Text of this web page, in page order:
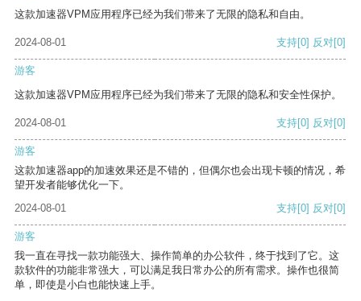
这款加速器VPM应用程序已经为我们带来了无限的隐私和自由。
2024-08-01 支持[0] 反对[0]
游客
这款加速器VPM应用程序已经为我们带来了无限的隐私和安全性保护。
2024-08-01 支持[0] 反对[0]
游客
这款加速器app的加速效果还是不错的，但偶尔也会出现卡顿的情况，希
望开发者能够优化一下。
2024-08-01
支持[0] 反对[0]
游客
我一直在寻找一款功能强大、操作简单的办公软件，终于找到了它。这
款软件的功能非常强大，可以满足我日常办公的所有需求。操作也很简
单，即使是小白也能快速上手。